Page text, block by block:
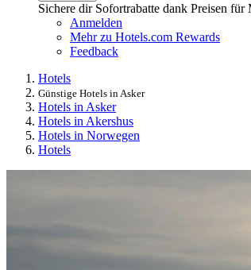
Sichere dir Sofortrabatte dank Preisen für
Anmelden
Mehr zu Hotels.com Rewards
Feedback
Hotels
Günstige Hotels in Asker
Hotels in Asker
Hotels in Akershus
Hotels in Norwegen
Hotels